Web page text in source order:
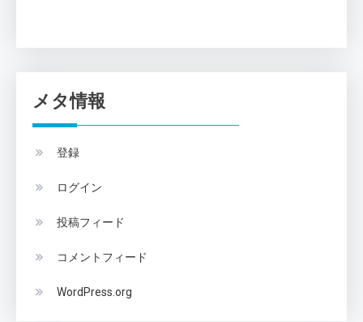
メタ情報
登録
ログイン
投稿フィード
コメントフィード
WordPress.org